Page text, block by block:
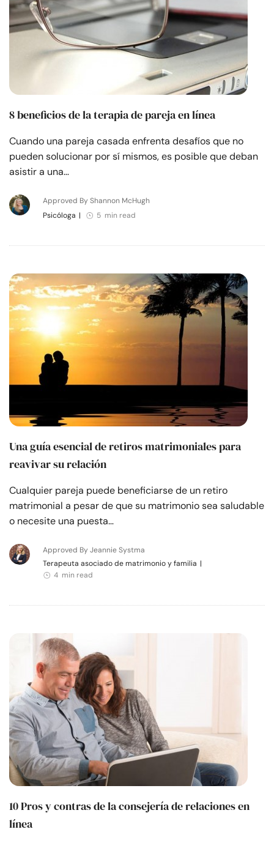
8 beneficios de la terapia de pareja en línea
Cuando una pareja casada enfrenta desafíos que no
pueden solucionar por sí mismos, es posible que deban
asistir a una…
Approved By Shannon McHugh
Psicóloga | 5 min read
Una guía esencial de retiros matrimoniales para
reavivar su relación
Cualquier pareja puede beneficiarse de un retiro
matrimonial a pesar de que su matrimonio sea saludable
o necesite una puesta…
Approved By Jeannie Systma
Terapeuta asociado de matrimonio y familia |
4 min read
10 Pros y contras de la consejería de relaciones en
línea